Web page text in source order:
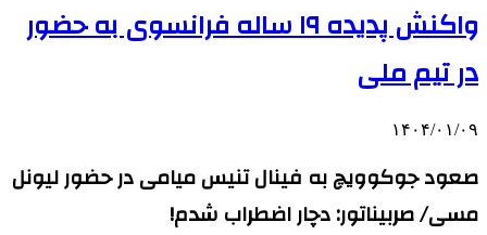
واکنش پدیده ۱۹ ساله فرانسوی به حضور
در تیم ملی
۱۴۰۴/۰۱/۰۹
صعود جوکوویچ به فینال تنیس میامی در حضور لیونل
مسی/ صربیناتور: دچار اضطراب شدم!